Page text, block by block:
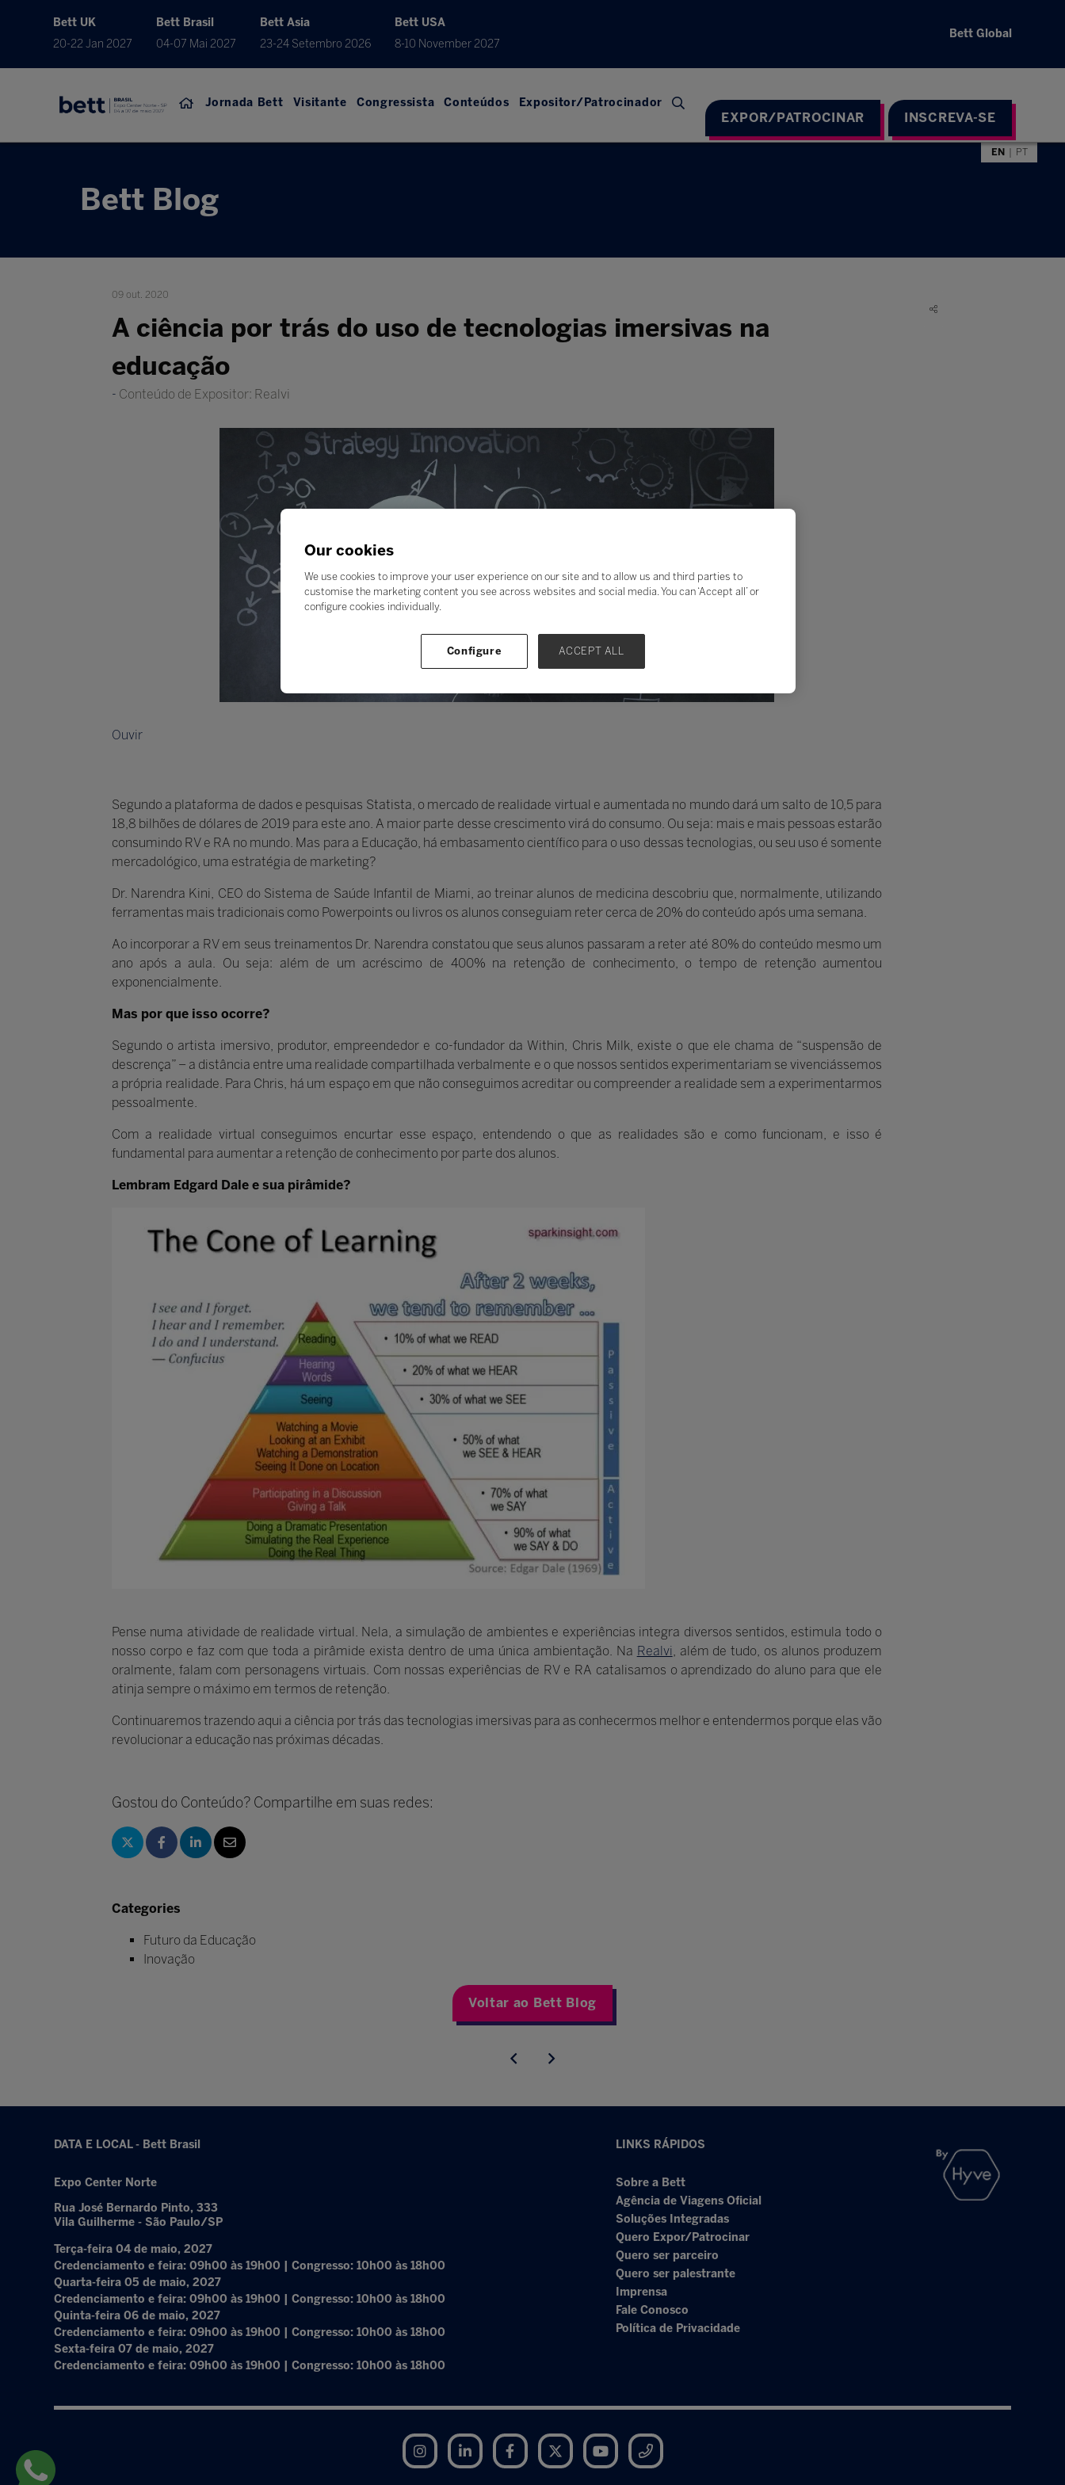
Bett UK
20-22 Jan 2027
Bett Brasil
04-07 Mai 2027
Bett Asia
23-24 Setembro 2026
Bett USA
8-10 November 2027
Bett Global
Jornada Bett Visitante Congressista Conteúdos Expositor/Patrocinador
EXPOR/PATROCINAR INSCREVA-SE
EN PT
Bett Blog
09 out. 2020
A ciência por trás do uso de tecnologias imersivas na
educação
Conteúdo de Expositor: Realvi
Ouvir
Segundo a plataforma de dados e pesquisas Statista, o mercado de realidade virtual e aumentada no mundo dará um salto de 10,5 para
18,8 bilhões de dólares de 2019 para este ano. A maior parte desse crescimento virá do consumo. Ou seja: mais e mais pessoas estarão
consumindo RV e RA no mundo. Mas para a Educação, há embasamento científico para o uso dessas tecnologias, ou seu uso é somente
mercadológico, uma estratégia de marketing?
Dr. Narendra Kini, CEO do Sistema de Saúde Infantil de Miami, ao treinar alunos de medicina descobriu que, normalmente, utilizando
ferramentas mais tradicionais como Powerpoints ou livros os alunos conseguiam reter cerca de 20% do conteúdo após uma semana.
Ao incorporar a RV em seus treinamentos Dr. Narendra constatou que seus alunos passaram a reter até 80% do conteúdo mesmo um
ano após a aula. Ou seja: além de um acréscimo de 400% na retenção de conhecimento, o tempo de retenção aumentou
exponencialmente.
Mas por que isso ocorre?
Segundo o artista imersivo, produtor, empreendedor e co-fundador da Within, Chris Milk, existe o que ele chama de “suspensão de
descrença” – a distância entre uma realidade compartilhada verbalmente e o que nossos sentidos experimentariam se vivenciássemos
a própria realidade. Para Chris, há um espaço em que não conseguimos acreditar ou compreender a realidade sem a experimentarmos
pessoalmente.
Com a realidade virtual conseguimos encurtar esse espaço, entendendo o que as realidades são e como funcionam, e isso é
fundamental para aumentar a retenção de conhecimento por parte dos alunos.
Lembram Edgard Dale e sua pirâmide?
Pense numa atividade de realidade virtual. Nela, a simulação de ambientes e experiências integra diversos sentidos, estimula todo o
nosso corpo e faz com que toda a pirâmide exista dentro de uma única ambientação. Na Realvi, além de tudo, os alunos produzem
oralmente, falam com personagens virtuais. Com nossas experiências de RV e RA catalisamos o aprendizado do aluno para que ele
atinja sempre o máximo em termos de retenção.
Continuaremos trazendo aqui a ciência por trás das tecnologias imersivas para as conhecermos melhor e entendermos porque elas vão
revolucionar a educação nas próximas décadas.
Gostou do Conteúdo? Compartilhe em suas redes:
Categories
Futuro da Educação
Inovação
Voltar ao Bett Blog
DATA E LOCAL - Bett Brasil
Expo Center Norte
Rua José Bernardo Pinto, 333
Vila Guilherme - São Paulo/SP
Terça-feira 04 de maio, 2027
Credenciamento e feira: 09h00 às 19h00 | Congresso: 10h00 às 18h00
Quarta-feira 05 de maio, 2027
Credenciamento e feira: 09h00 às 19h00 | Congresso: 10h00 às 18h00
Quinta-feira 06 de maio, 2027
Credenciamento e feira: 09h00 às 19h00 | Congresso: 10h00 às 18h00
Sexta-feira 07 de maio, 2027
Credenciamento e feira: 09h00 às 19h00 | Congresso: 10h00 às 18h00
LINKS RÁPIDOS
Sobre a Bett
Agência de Viagens Oficial
Soluções Integradas
Quero Expor/Patrocinar
Quero ser parceiro
Quero ser palestrante
Imprensa
Fale Conosco
Política de Privacidade
Instagram LinkedIn Facebook Twitter YouTube
Our cookies
We use cookies to improve your user experience on our site and to allow us and third parties to
customise the marketing content you see across websites and social media. You can ‘Accept all’ or
configure cookies individually.
Configure ACCEPT ALL